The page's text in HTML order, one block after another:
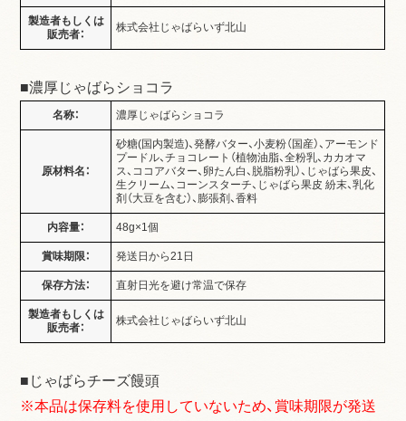
製造者もしくは
販売者：
株式会社じゃばらいず北山
■濃厚じゃばらショコラ
名称： 濃厚じゃばらショコラ
原材料名：
砂糖(国内製造)、発酵バター、小麦粉（国産）、アーモンド
プードル、チョコレート（植物油脂、全粉乳、カカオマ
ス、ココアバター、卵たん白、脱脂粉乳）、じゃばら果皮、
生クリーム、コーンスターチ、じゃばら果皮 紛末、乳化
剤（大豆を含む）、膨張剤、香料
内容量： 48g×1個
賞味期限： 発送日から21日
保存方法： 直射日光を避け常温で保存
製造者もしくは
販売者：
株式会社じゃばらいず北山
■じゃばらチーズ饅頭
※本品は保存料を使用していないため、賞味期限が発送